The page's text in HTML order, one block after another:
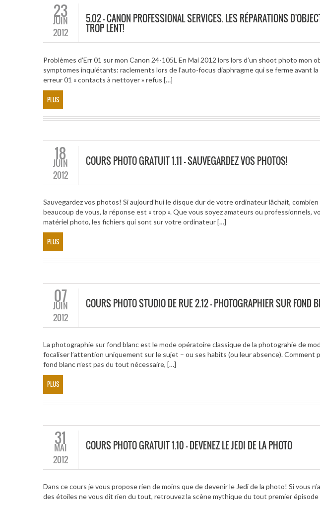
23
JUIN
2012
5.02 – CANON PROFESSIONAL SERVICES. LES RÉPARATIONS
TROP LENT!
Problèmes d’Err 01 sur mon Canon 24-105L En Mai 2012 lors lors d’un shoot photo mon
symptomes inquiétants: raclements lors de l’auto-focus diaphragme qui se ferme avant
erreur 01 « contacts à nettoyer » refus […]
PLUS
18
JUIN
2012
COURS PHOTO GRATUIT 1.11 – SAUVEGARDEZ VOS PHOTOS!
Sauvegardez vos photos! Si aujourd’hui le disque dur de votre ordinateur lâchait,
beaucoup de vous, la réponse est « trop ». Que vous soyez amateurs ou professionnels,
matériel photo, les fichiers qui sont sur votre ordinateur […]
PLUS
07
JUIN
2012
COURS PHOTO STUDIO DE RUE 2.12 – PHOTOGRAPHIER SUR FOND
La photographie sur fond blanc est le mode opératoire classique de la photograhie de
focaliser l’attention uniquement sur le sujet – ou ses habits (ou leur absence). Comment
fond blanc n’est pas du tout nécessaire, […]
PLUS
31
MAI
2012
COURS PHOTO GRATUIT 1.10 – DEVENEZ LE JEDI DE LA PHOTO
Dans ce cours je vous propose rien de moins que de devenir le Jedi de la photo! Si vous
des étoiles ne vous dit rien du tout, retrouvez la scène mythique du tout premier